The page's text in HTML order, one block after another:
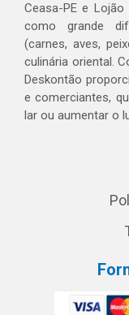
Ceasa-PE e Lojão
como grande
(carnes, aves,
culinária oriental.
Deskontão
e comerciantes,
lar ou aumentar o